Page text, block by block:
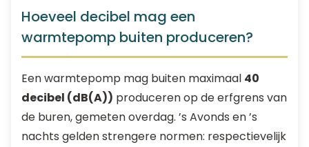
Hoeveel decibel mag een
warmtepomp buiten produceren?
Een warmtepomp mag buiten maximaal 40
decibel (dB(A)) produceren op de erfgrens van
de buren, gemeten overdag. ’s Avonds en ’s
nachts gelden strengere normen: respectievelijk